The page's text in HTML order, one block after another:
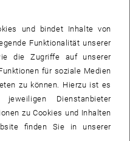
und bindet Inhalte von
Funktionalität unserer
die Zugriffe auf unserer
für soziale Medien
zu können. Hierzu ist es
Dienstanbieter
zu Cookies und Inhalten
finden Sie in unserer